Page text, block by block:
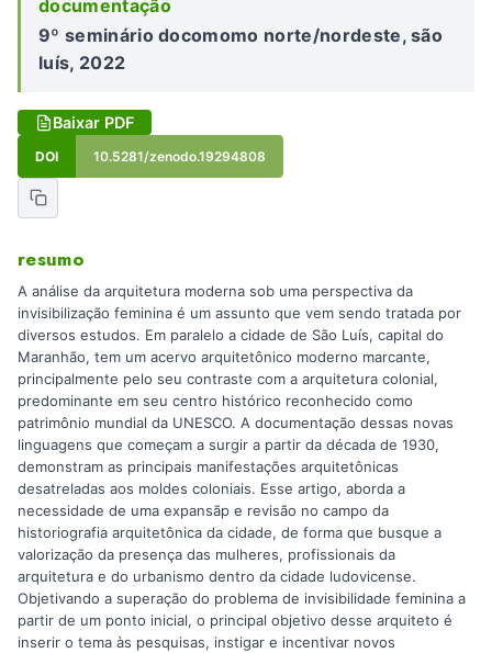
documentação
9º seminário docomomo norte/nordeste, são
luís, 2022
Baixar PDF
DOI 10.5281/zenodo.19294808
resumo
A análise da arquitetura moderna sob uma perspectiva da
invisibilização feminina é um assunto que vem sendo tratada por
diversos estudos. Em paralelo a cidade de São Luís, capital do
Maranhão, tem um acervo arquitetônico moderno marcante,
principalmente pelo seu contraste com a arquitetura colonial,
predominante em seu centro histórico reconhecido como
patrimônio mundial da UNESCO. A documentação dessas novas
linguagens que começam a surgir a partir da década de 1930,
demonstram as principais manifestações arquitetônicas
desatreladas aos moldes coloniais. Esse artigo, aborda a
necessidade de uma expansãp e revisão no campo da
historiografia arquitetônica da cidade, de forma que busque a
valorização da presença das mulheres, profissionais da
arquitetura e do urbanismo dentro da cidade ludovicense.
Objetivando a superação do problema de invisibilidade feminina a
partir de um ponto inicial, o principal objetivo desse arquiteto é
inserir o tema às pesquisas, instigar e incentivar novos